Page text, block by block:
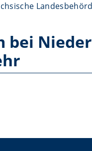
bei